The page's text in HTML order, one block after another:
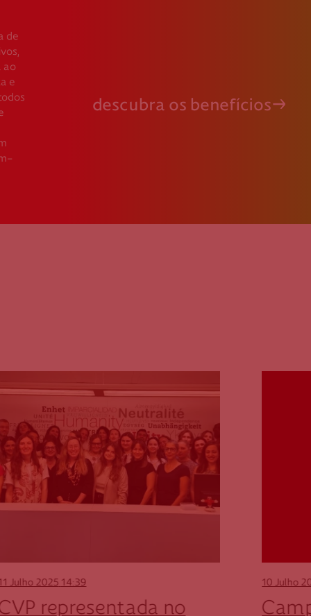
de
ao
e
descubra os benefícios
Julho 2025 14:39
representada no
10 Julho